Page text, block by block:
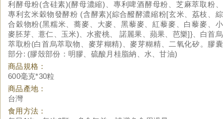
利酵母粉(含硅素)(酵母濃縮)、專利啤酒酵母粉、芝麻萃取粉、
專利玄米穀物發酵粉 (含酵素){綜合醱酵濃縮粉[玄米、荔枝、綜
合穀物粉(黑糯米、蕎麥、大麥、黑藜麥、紅藜麥、白藜麥、小
麥胚芽、薏仁、玉米)、水蜜桃、 諾麗果、蘋果、芭樂]}、白首烏
萃取粉(白首烏萃取物、麥芽糊精)、麥芽糊精、二氧化矽。膠囊
部分: (膠殼部份：明膠、硫酸月桂脂納、水、甘油)
商品規格：
600毫克*30粒
商品產地：
台灣
食用方法：